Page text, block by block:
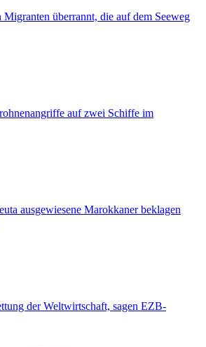
Migranten überrannt, die auf dem Seeweg
auf zwei Schiffe im
ausgewiesene Marokkaner beklagen
der Weltwirtschaft, sagen EZB-